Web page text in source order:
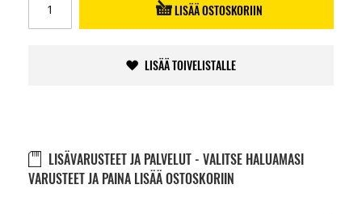
LISÄÄ OSTOSKORIIN
LISÄÄ TOIVELISTALLE
LISÄVARUSTEET JA PALVELUT - VALITSE HALUAMASI
VARUSTEET JA PAINA LISÄÄ OSTOSKORIIN